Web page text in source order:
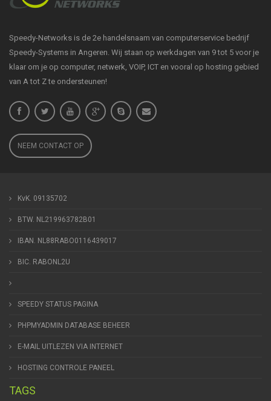
Speedy-Networks is de 2e handelsnaam van computerservice bedrijf
Speedy-Systems in Angeren. Wij staan op werkdagen van 9 tot 5 voor je
klaar om je op computer, netwerk, VOIP, ICT en vooral op hosting gebied
van A tot Z te ondersteunen!
NEEM CONTACT OP
KvK. 09135702
BTW. NL219963782B01
IBAN. NL88RABO0116439017
BIC. RABONL2U
SPEEDY STATUS PAGINA
PHPMYADMIN DATABASE BEHEER
E-MAIL UITLEZEN VIA INTERNET
HOSTING CONTROLE PANEEL
TAGS